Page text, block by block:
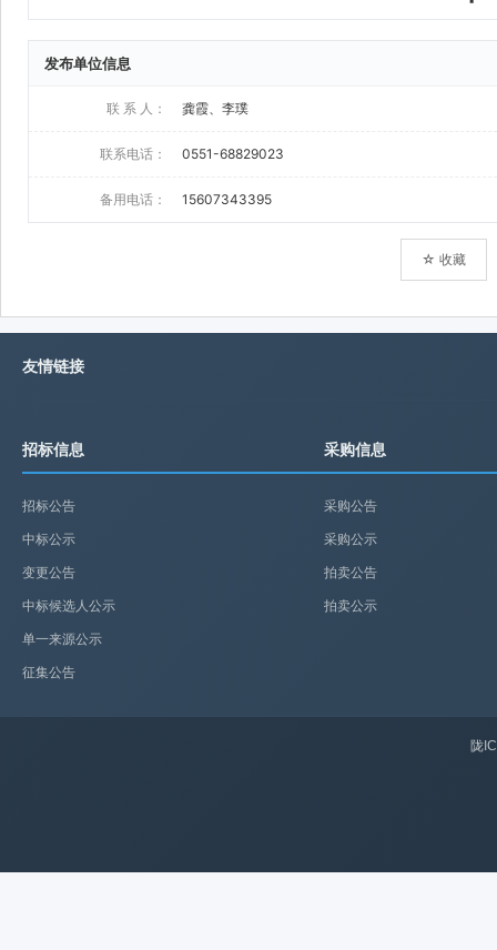
发布单位信息
联 系 人： 龚霞、李璞
联系电话： 0551-68829023
备用电话： 15607343395
☆ 收藏
友情链接
招标信息
招标公告
中标公示
变更公告
中标候选人公示
单一来源公示
征集公告
采购信息
采购公告
采购公示
拍卖公告
拍卖公示
陇